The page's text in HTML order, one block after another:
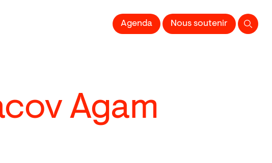
et de l'Image impriméeAgenda Nous soutenir
Agam